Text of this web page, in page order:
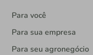
Para você
Para sua empresa
Para seu agronegócio